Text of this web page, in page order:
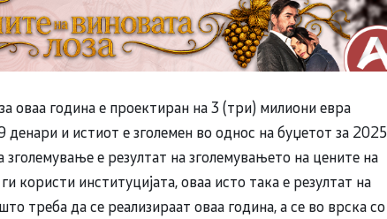
оваа година е проектиран на 3 (три) милиони евра
и истиот е зголемен во однос на буџетот за 2025
е резултат на зголемувањето на цените на
користи институцијата, оваа исто така е резултат на
треба да се реализираат оваа година, а се во врска со